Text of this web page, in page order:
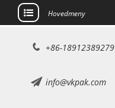
Hovedmeny
+86-18912389279
info@vkpak.com